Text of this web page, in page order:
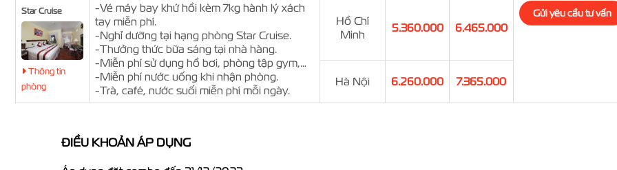
Star Cruise
Thông tin
phòng
-Vé máy bay khứ hồi kèm 7kg hành lý xách
tay miễn phí.
-Nghỉ dưỡng tại hạng phòng Star Cruise.
-Thưởng thức bữa sáng tại nhà hàng.
-Miễn phí sử dụng hồ bơi, phòng tập gym,…
-Miễn phí nước uống khi nhận phòng.
-Trà, café, nước suối miễn phí mỗi ngày.
Hồ Chí
Minh
5.360.000 6.465.000
Gửi yêu cầu tư vấn
Hà Nội 6.260.000 7.365.000
ĐIỀU KHOẢN ÁP DỤNG